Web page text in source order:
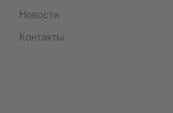
Новости
Контакты